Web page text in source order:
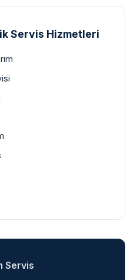
Servis Hizmetleri
Servis